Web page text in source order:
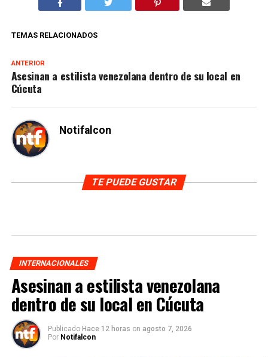
TEMAS RELACIONADOS
ANTERIOR
Asesinan a estilista venezolana dentro de su local en
Cúcuta
Notifalcon
TE PUEDE GUSTAR
INTERNACIONALES
Asesinan a estilista venezolana
dentro de su local en Cúcuta
Publicado Hace 12 horas on agosto 7, 2026
Por Notifalcon